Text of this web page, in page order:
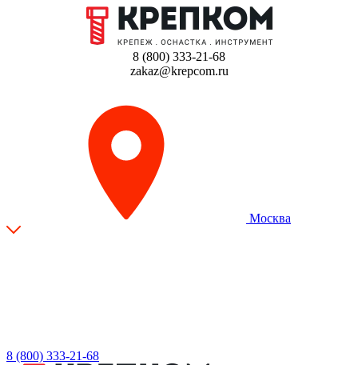
8 (800) 333-21-68
zakaz@krepcom.ru
Москва
8 (800) 333-21-68